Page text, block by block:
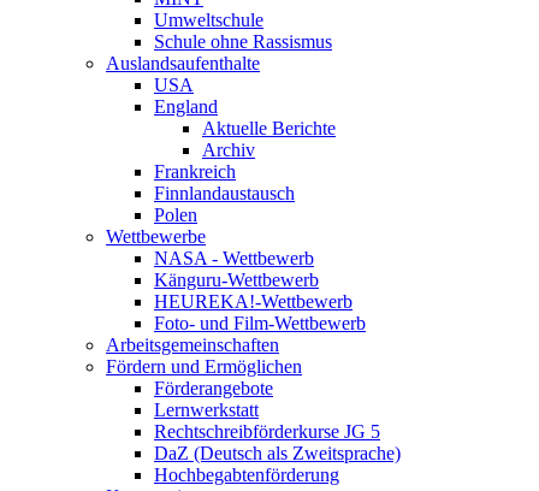
Umweltschule
Schule ohne Rassismus
Auslandsaufenthalte
USA
England
Aktuelle Berichte
Archiv
Frankreich
Finnlandaustausch
Polen
Wettbewerbe
NASA - Wettbewerb
Känguru-Wettbewerb
HEUREKA!-Wettbewerb
Foto- und Film-Wettbewerb
Arbeitsgemeinschaften
Fördern und Ermöglichen
Förderangebote
Lernwerkstatt
Rechtschreibförderkurse JG 5
DaZ (Deutsch als Zweitsprache)
Hochbegabtenförderung